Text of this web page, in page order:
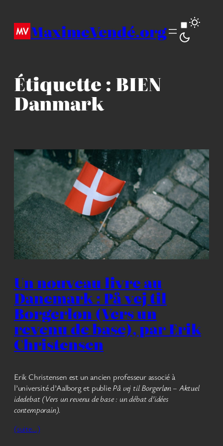
contenuMaximeVendé.org
Étiquette : BIEN
Danmark
Un nouveau livre au
Danemark : På vej til
Borgerløn (Vers un
revenu de base), par Erik
Christensen
Erik Christensen est un ancien professeur associé à
l’université d’Aalborg et publiePå vej til Borgerløn – Aktuel
idedebat(Vers un revenu de base : un débat d’idées
contemporain).
(suite…)